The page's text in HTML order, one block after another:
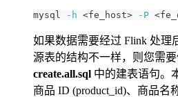
mysql -h <fe_host> -P <
如果数据需要经过 Flink 处理
源表的结构不一样，则您需
create.all.sql 中的建表语句。
商品 ID (product_id)、商品名